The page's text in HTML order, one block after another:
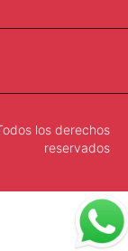
los derechos
reservados